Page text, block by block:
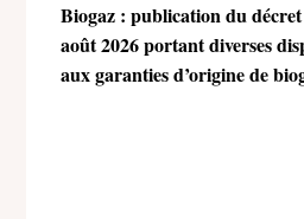
Biogaz : publication du
août 2026 portant diverses
aux garanties d’origine de